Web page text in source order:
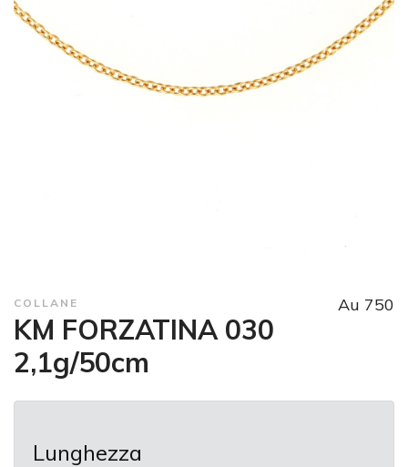
COLLANE
KM FORZATINA 030
2,1g/50cm
Au 750
Lunghezza